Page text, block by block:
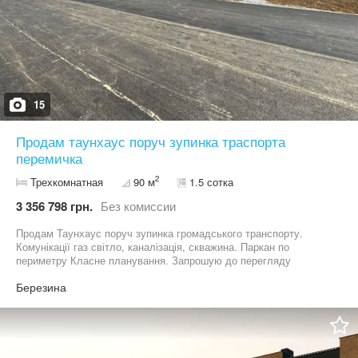
15
Продам таунхаус поруч зупинка траспорта
перемичка
Трехкомнатная 90 м2 1.5 сотка
3 356 798 грн. Без комиссии
Продам Таунхаус поруч зупинка громадського транспорту.
Комунікації газ світло, каналізація, скважина. Паркан по
периметру Класне планування. Запрошую до перегляду
Березина